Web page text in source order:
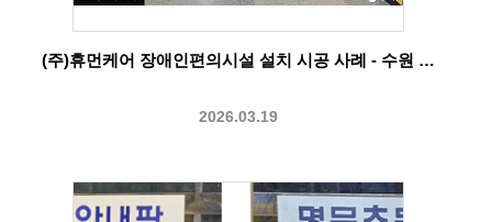
(주)휴먼케어 장애인편의시설 설치 시공 사례 - 수원 …
2026.03.19